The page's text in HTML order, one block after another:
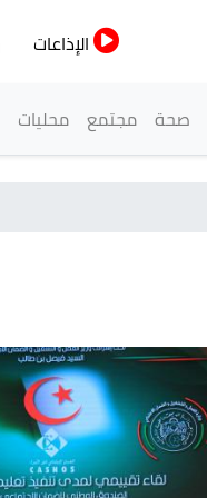
الإذاعات
صحة مجتمع محليات